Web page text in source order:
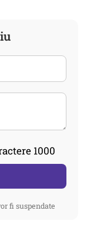
1000
fi suspendate